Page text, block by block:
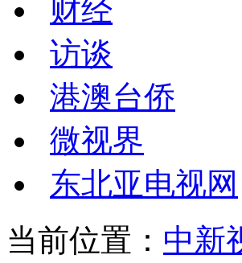
财经
访谈
港澳台侨
微视界
东北亚电视网
当前位置： 中新